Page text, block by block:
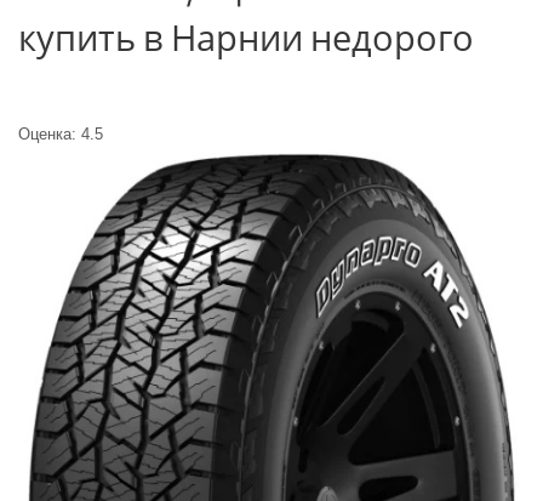
купить в Нарнии недорого
Оценка: 4.5